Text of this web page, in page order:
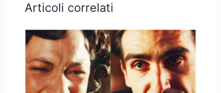
Articoli correlati